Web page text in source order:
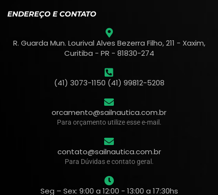
ENDEREÇO E CONTATO
R. Guarda Mun. Lourival Alves Bezerra Filho, 211 - Xaxim,
Curitiba - PR - 81830-274
(41) 3073-1150 (41) 99812-5208
orcamento@sailnautica.com.br
Para orçamento utilize esse e-mail.
contato@sailnautica.com.br
Para Dúvidas e contato geral.
Seg – Sex: 9:00 a 12:00 - 13:00 a 17:30hs